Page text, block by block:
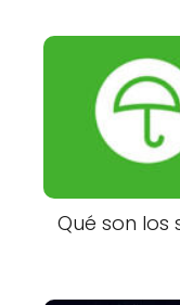
Qué son